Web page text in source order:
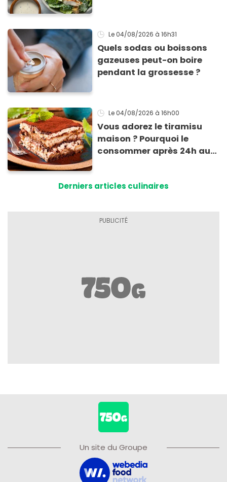
Le 04/08/2026 à 16h31
Quels sodas ou boissons
gazeuses peut-on boire
pendant la grossesse ?
Le 04/08/2026 à 16h00
Vous adorez le tiramisu
maison ? Pourquoi le
consommer après 24h au
Derniers articles culinaires
Un site du Groupe